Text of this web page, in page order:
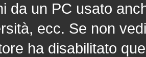
da un PC usato
ecc. Se non
ha disabilitato